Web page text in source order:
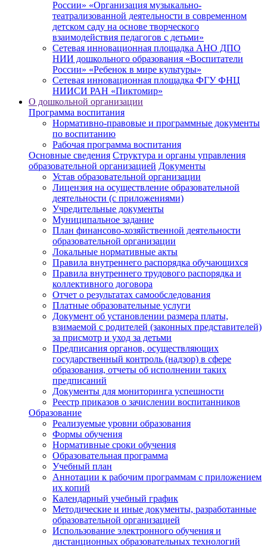
России» «Организация музыкально-
театрализованной деятельности в современном
детском саду на основе творческого
взаимодействия педагогов с детьми»
Сетевая инновационная площадка АНО ДПО
НИИ дошкольного образования «Воспитатели
России» «Ребенок в мире культуры»
Сетевая инновационная площадка ФГУ ФНЦ
НИИСИ РАН «Пиктомир»
О дошкольной организации
Программа воспитания
Нормативно-правовые и программные документы
по воспитанию
Рабочая программа воспитания
Основные сведения Структура и органы управления
образовательной организацией Документы
Устав образовательной организации
Лицензия на осуществление образовательной
деятельности (с приложениями)
Учредительные документы
Муниципальное задание
План финансово-хозяйственной деятельности
образовательной организации
Локальные нормативные акты
Правила внутреннего распорядка обучающихся
Правила внутреннего трудового распорядка и
коллективного договора
Отчет о результатах самообследования
Платные образовательные услуги
Документ об установлении размера платы,
взимаемой с родителей (законных представителей)
за присмотр и уход за детьми
Предписания органов, осуществляющих
государственный контроль (надзор) в сфере
образования, отчеты об исполнении таких
предписаний
Документы для мониторинга успешности
Реестр приказов о зачислении воспитанников
Образование
Реализуемые уровни образования
Формы обучения
Нормативные сроки обучения
Образовательная программа
Учебный план
Аннотации к рабочим программам с приложением
их копий
Календарный учебный график
Методические и иные документы, разработанные
образовательной организацией
Использование электронного обучения и
дистанционных образовательных технологий